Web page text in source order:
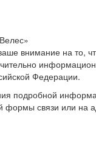
внимание на то,
Федерации.
подробной
формы связи или на